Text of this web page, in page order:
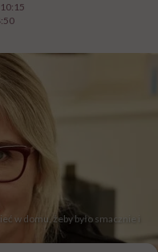
w domu, żeby było smacznie i